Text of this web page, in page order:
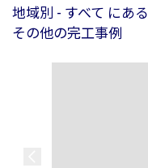
地域別 - すべて にある
その他の完工事例